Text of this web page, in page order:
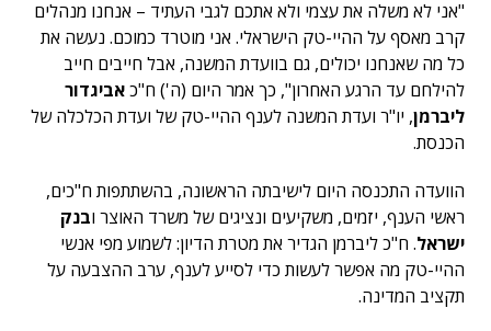
"אני לא משלה את עצמי ולא אתכם לגבי העתיד – אנחנו מנהלים
קרב מאסף על ההיי-טק הישראלי. אני מוטרד כמוכם. נעשה את
כל מה שאנחנו יכולים, גם בוועדת המשנה, אבל חייבים חייב
להילחם עד הרגע האחרון", כך אמר היום (ה') ח"כאביגדור
ליברמן, יו"ר ועדת המשנה לענף ההיי-טק של ועדת הכלכלה של
הכנסת.
הוועדה התכנסה היום לישיבתה הראשונה, בהשתתפות ח"כים,
ראשי הענף, יזמים, משקיעים ונציגים של משרד האוצר ובנק
ישראל. ח"כ ליברמן הגדיר את מטרת הדיון: לשמוע מפי אנשי
ההיי-טק מה אפשר לעשות כדי לסייע לענף, ערב ההצבעה על
תקציב המדינה.